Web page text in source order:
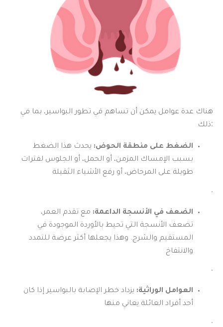
هناك عدة عوامل يمكن أن تساهم في تطور البواسير، بما في
ذلك:
الضغط على منطقة الحوض: يحدث هذا الضغط
بسبب الإمساك المزمن، أو الحمل، أو الجلوس لفترات
طويلة على المرحاض، أو رفع الأشياء الثقيلة
.
الضعف في الأنسجة الداعمة: مع تقدم العمر،
تضعف الأنسجة التي تحيط بالأوردة الموجودة في
المستقيم والشرج. وهذا يجعلها أكثر عرضة للتمدد
والانتفاخ
.
العوامل الوراثية: يزداد خطر الإصابة بالبواسير إذا كان
أحد أفراد العائلة يعاني منها
.